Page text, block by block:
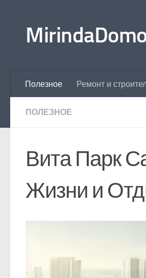
Полезное Ремонт и
ПОЛЕЗНОЕ
Вита Парк
Жизни и